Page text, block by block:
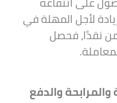
لأجل المهلة في
نقدًا، فحصل
والدفع